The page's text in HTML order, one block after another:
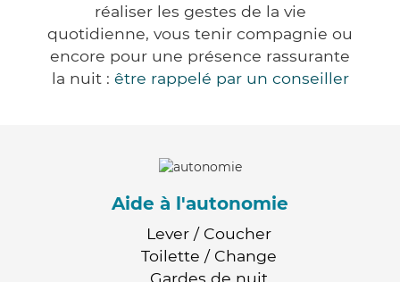
réaliser les gestes de la vie
quotidienne, vous tenir compagnie ou
encore pour une présence rassurante
la nuit : être rappelé par un conseiller
Aide à l'autonomie
Lever / Coucher
Toilette / Change
Gardes de nuit